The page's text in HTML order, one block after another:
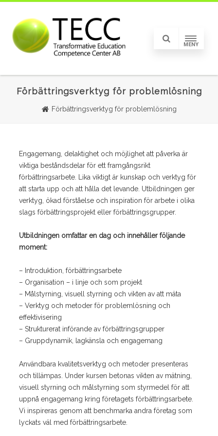
MENY
Förbättringsverktyg för problemlösning
Förbättringsverktyg för problemlösning
Engagemang, delaktighet och möjlighet att påverka är
viktiga beståndsdelar för ett framgångsrikt
förbättringsarbete. Lika viktigt är kunskap och verktyg för
att starta upp och att hålla det levande. Utbildningen ger
verktyg, ökad förståelse och inspiration för arbete i olika
slags förbättringsprojekt eller förbättringsgrupper.
Utbildningen omfattar en dag och innehåller följande
moment:
– Introduktion, förbättringsarbete
– Organisation – i linje och som projekt
– Målstyrning, visuell styrning och vikten av att mäta
– Verktyg och metoder för problemlösning och
effektivisering
– Strukturerat införande av förbättringsgrupper
– Gruppdynamik, lagkänsla och engagemang
Användbara kvalitetsverktyg och metoder presenteras
och tillämpas. Under kursen betonas vikten av mätning,
visuell styrning och målstyrning som styrmedel för att
uppnå engagemang kring företagets förbättringsarbete.
Vi inspireras genom att benchmarka andra företag som
lyckats väl med förbättringsarbete.